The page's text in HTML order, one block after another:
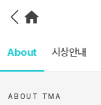
About 시상안내
ABOUT TMA